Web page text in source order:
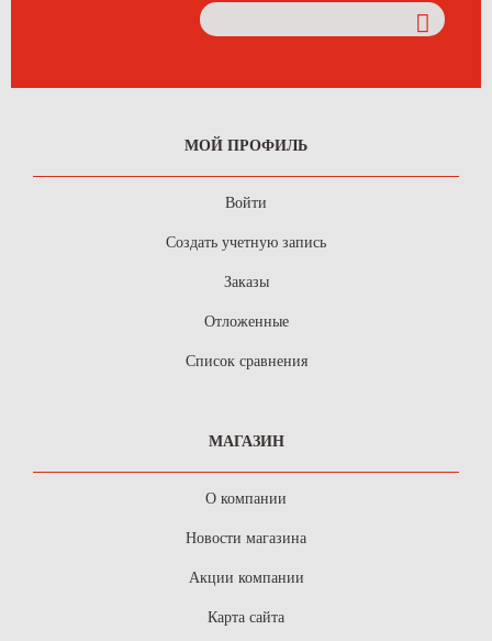
МОЙ ПРОФИЛЬ
Войти
Создать учетную запись
Заказы
Отложенные
Список сравнения
МАГАЗИН
О компании
Новости магазина
Акции компании
Карта сайта